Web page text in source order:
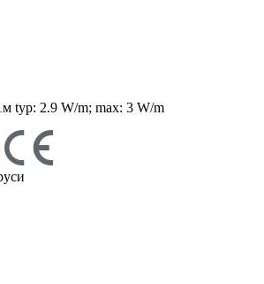
typ: 2.9 W/m; max: 3 W/m